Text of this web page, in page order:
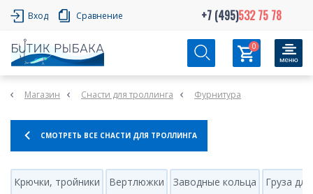
Вход Сравнение +7 (495)532 75 78
0
Магазин Снасти для троллинга Фурнитура
СМОТРЕТЬ ВСЕ СНАСТИ ДЛЯ ТРОЛЛИНГА
Крючки, тройники Вертлюжки Заводные кольца Груза